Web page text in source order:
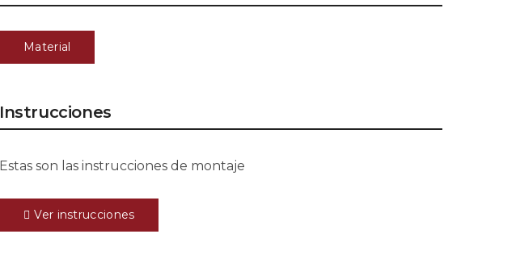
Material
Instrucciones
Estas son las instrucciones de montaje
Ver instrucciones